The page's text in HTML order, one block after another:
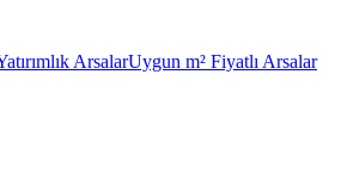
ArsalarUygun m² Fiyatlı Arsalar